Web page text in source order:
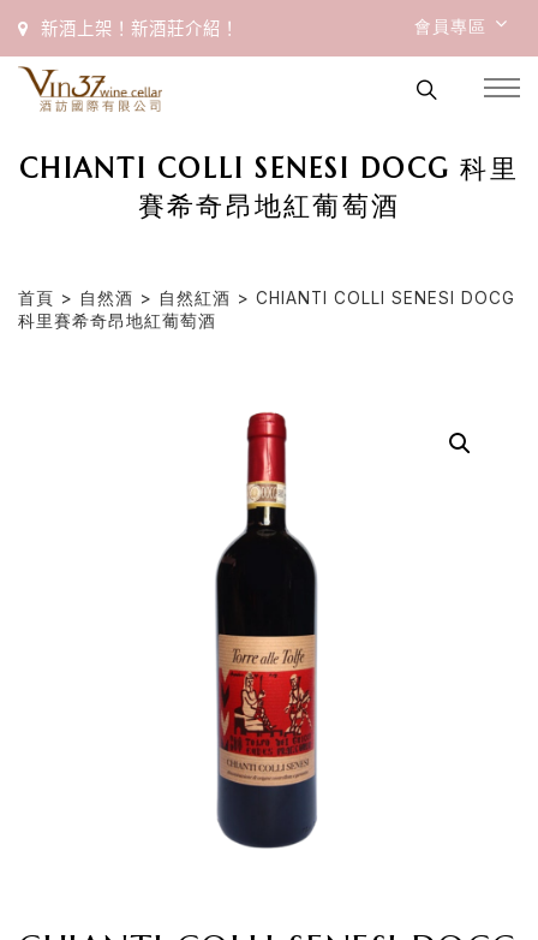
新酒上架！新酒莊介紹！ 會員專區
CHIANTI COLLI SENESI DOCG 科里
賽希奇昂地紅葡萄酒
首頁 > 自然酒 > 自然紅酒 > CHIANTI COLLI SENESI DOCG
科里賽希奇昂地紅葡萄酒